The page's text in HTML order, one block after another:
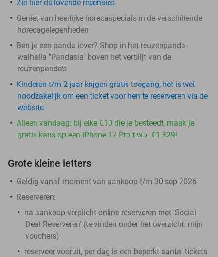
Zie hier de lovende recensies
Geniet van heerlijke horecaspecials in de verschillende
horecagelegenheden
Ben je een panda lover? Shop in het reuzenpanda-
walhalla "Pandasia" boven het verblijf van de
reuzenpanda's
Kinderen t/m 2 jaar krijgen gratis toegang, het is wel
noodzakelijk om een ticket voor hen te reserveren via de
website
Alleen vandaag: bij elke €10 die je besteedt, maak je
gratis kans op een iPhone 17 Pro t.w.v. €1.329!
Grote kleine letters
Geldig vanaf moment van aankoop t/m 30 sep 2026
Reserveren:
na aankoop verplicht online reserveren met 'Social
Deal Reserveren' (te vinden onder het overzicht: mijn
vouchers)
reserveer vooruit, per dag is een beperkt aantal tickets